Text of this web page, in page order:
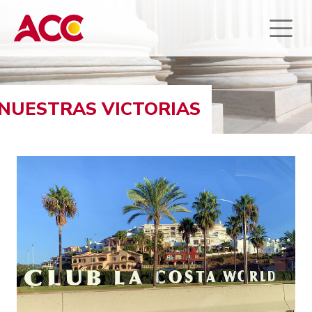
VICTORIAS